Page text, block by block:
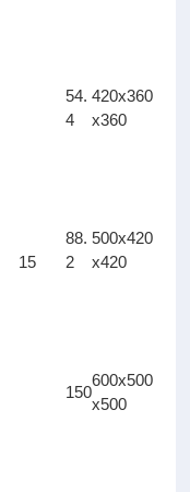
15
54.
4
420x360
x360
88.
2
500x420
x420
150
600x500
x500